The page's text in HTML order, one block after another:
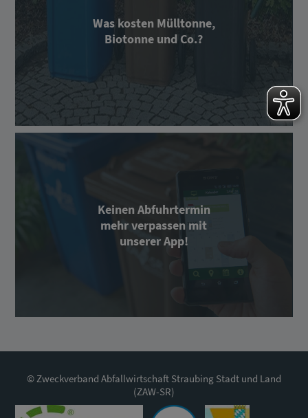
Was kosten Mülltonne,
Biotonne und Co.?
Keinen Abfuhrtermin
mehr verpassen mit
unserer App!
© Zweckverband Abfallwirtschaft Straubing Stadt und Land
(ZAW-SR)